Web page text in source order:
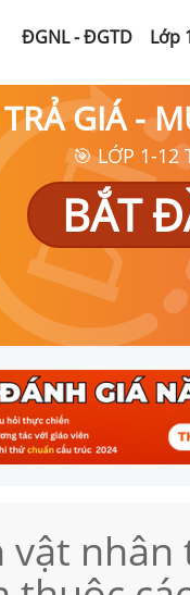
ĐGNL - ĐGTD Lớp
GIÁ -
🎯 LỚP 1-12
BẮT
vật